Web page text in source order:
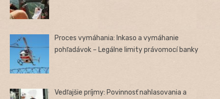
Proces vymáhania: Inkaso a vymáhanie
pohľadávok – Legálne limity právomocí banky
Vedľajšie príjmy: Povinnosť nahlasovania a